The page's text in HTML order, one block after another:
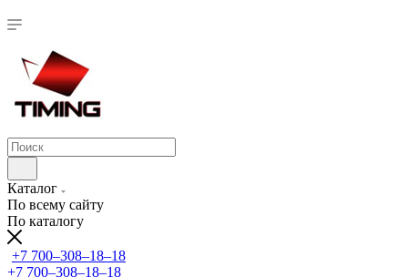
Каталог
По всему сайту
По каталогу
+7 700‒308‒18‒18
+7 700‒308‒18‒18